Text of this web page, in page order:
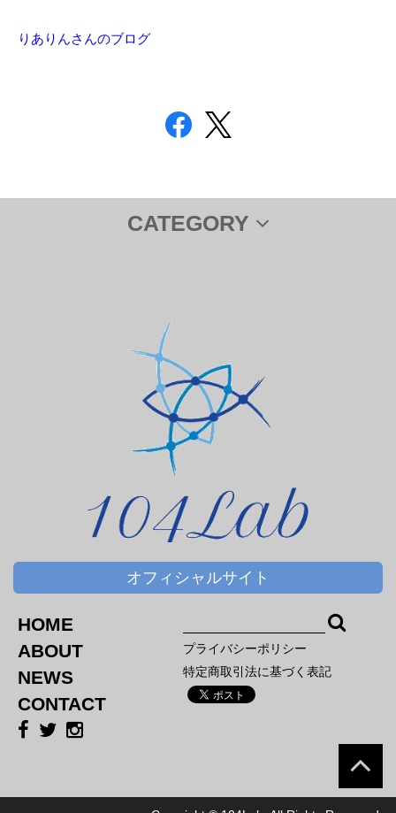
りありんさんのブログ
CATEGORY
オフィシャルサイト
HOME
ABOUT
NEWS
CONTACT
プライバシーポリシー
特定商取引法に基づく表記